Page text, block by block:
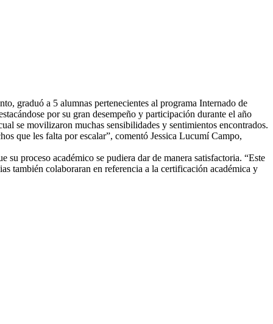
graduó a 5 alumnas pertenecientes al programa Internado de
por su gran desempeño y participación durante el año
se movilizaron muchas sensibilidades y sentimientos encontrados.
que les falta por escalar”, comentó Jessica Lucumí Campo,
proceso académico se pudiera dar de manera satisfactoria. “Este
también colaboraran en referencia a la certificación académica y